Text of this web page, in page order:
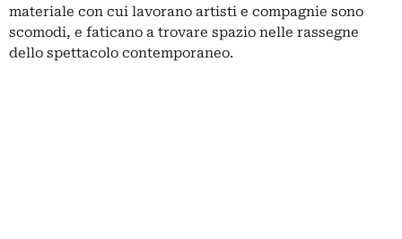
materiale con cui lavorano artisti e compagnie sono
scomodi, e faticano a trovare spazio nelle rassegne
dello spettacolo contemporaneo.